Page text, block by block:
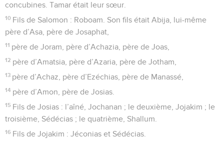
concubines. Tamar était leur sœur.
10 Fils de Salomon : Roboam. Son fils était Abija, lui-même
père d’Asa, père de Josaphat,
11 père de Joram, père d’Achazia, père de Joas,
12 père d’Amatsia, père d’Azaria, père de Jotham,
13 père d’Achaz, père d’Ezéchias, père de Manassé,
14 père d’Amon, père de Josias.
15 Fils de Josias : l’aîné, Jochanan ; le deuxième, Jojakim ; le
troisième, Sédécias ; le quatrième, Shallum.
16 Fils de Jojakim : Jéconias et Sédécias.